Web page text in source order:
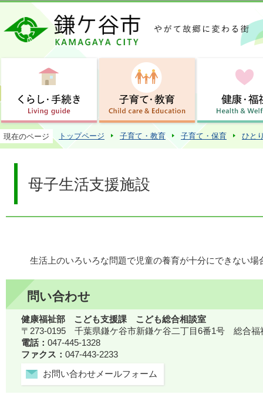
この
現在のページ トップページ 子育て・教育 子育て・保育 ひと
母子生活支援施設
生活上のいろいろな問題で児童の養育が十分にできない場
問い合わせ
健康福祉部 こども支援課 こども総合相談室
〒273-0195 千葉県鎌ケ谷市新鎌ケ谷二丁目6番1号 総合福
電話： 047-445-1328
ファクス： 047-443-2233
お問い合わせメールフォーム